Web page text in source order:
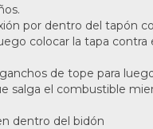
por dentro del tapón
colocar la tapa contra
de tope para
salga el combustible
dentro del bidón